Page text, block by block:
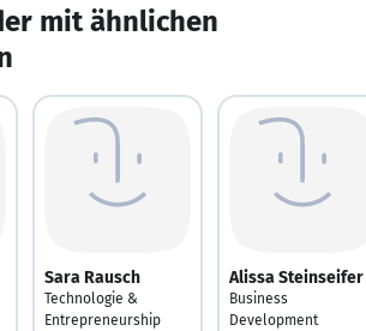
mit ähnlichen
Sara Rausch
Technologie &
Entrepreneurship
Alissa Steinseifer
Business
Development